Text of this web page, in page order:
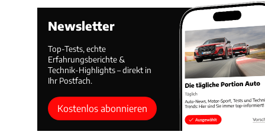
Newsletter
Top-Tests, echte
Erfahrungsberichte &
Technik-Highlights – direkt in
Ihr Postfach.
Kostenlos abonnieren